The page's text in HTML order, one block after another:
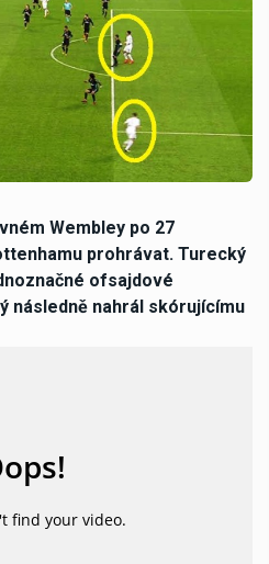
Wembley po 27
prohrávat. Turecký
ofsajdové
následně nahrál skórujícímu